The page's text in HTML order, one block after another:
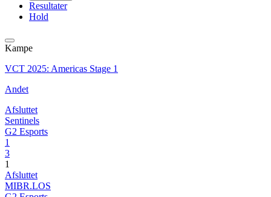
Resultater
Hold
Kampe
VCT 2025: Americas Stage 1
Andet
Afsluttet
Sentinels
G2 Esports
1
3
1
Afsluttet
MIBR.LOS